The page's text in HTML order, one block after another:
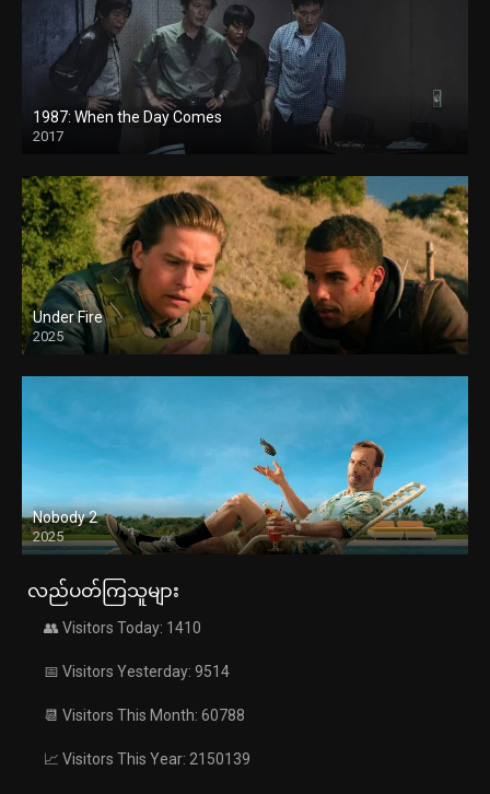
1987: When the Day Comes
2017
Under Fire
2025
Nobody 2
2025
လည်ပတ်ကြသူများ
👥 Visitors Today: 1410
📅 Visitors Yesterday: 9514
📆 Visitors This Month: 60788
📈 Visitors This Year: 2150139